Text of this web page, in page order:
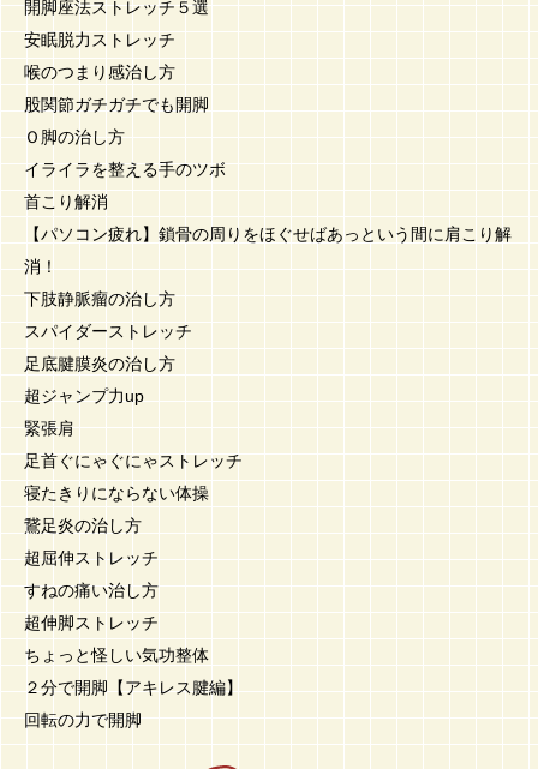
開脚座法ストレッチ５選
安眠脱力ストレッチ
喉のつまり感治し方
股関節ガチガチでも開脚
Ｏ脚の治し方
イライラを整える手のツボ
首こり解消
【パソコン疲れ】鎖骨の周りをほぐせばあっという間に肩こり解
消！
下肢静脈瘤の治し方
スパイダーストレッチ
足底腱膜炎の治し方
超ジャンプ力up
緊張肩
足首ぐにゃぐにゃストレッチ
寝たきりにならない体操
鵞足炎の治し方
超屈伸ストレッチ
すねの痛い治し方
超伸脚ストレッチ
ちょっと怪しい気功整体
２分で開脚【アキレス腱編】
回転の力で開脚